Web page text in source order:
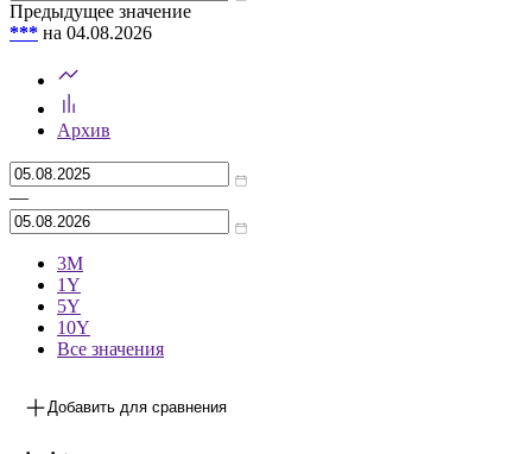
Предыдущее значение
*** на 04.08.2026
Архив
—
3М
1Y
5Y
10Y
Все значения
Добавить для сравнения